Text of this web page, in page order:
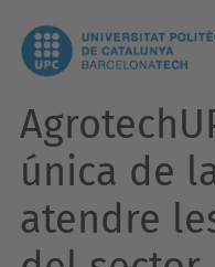
única de
atendre